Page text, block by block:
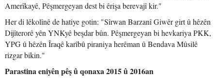
Amerîkayê, Pêşmergeyan dest bi êrişa berevajî kir."
Her di lêkolînê de hatiye gotin: "Sîrwan Barzanî Giwêr girt û hêzên
Dijîterorê yên YNKyê beşdar bûn. Pêşmergeyan bi hevkariya PKK,
YPG û hêzên Îraqê karîbû piraniya herêman û Bendava Mûsilê
rizgar bikin."
Parastina eniyên pêş û qonaxa 2015 û 2016an